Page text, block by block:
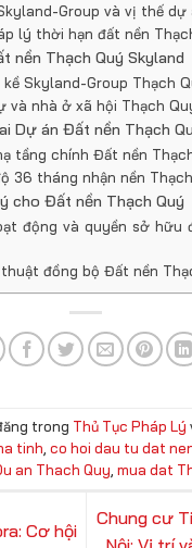
Group và vị thế dự
lý thời hạn đất nền
nền Thạch Quý Skyland
Skyland-Group Thạch
và nhà ở xã hội Thạch
Dự án Đất nền Thạch
tầng chính Đất nền
36 tháng nhận nền
cho Đất nền Thạch Quý
động và quyền sở hữu
đồng bộ Đất nền
trong Thủ Tục Pháp Lý
tinh co hoi dau tu dat
an Thach Quy mua dat
Cơ hội
Chung cư